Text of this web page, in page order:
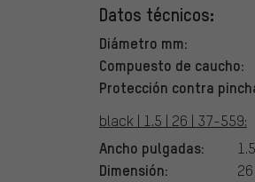
Datos técnicos:
Diámetro mm:
Compuesto de caucho:
Protección contra
black | 1.5 | 26 | 37-559:
Ancho pulgadas: 1.5
Dimensión: